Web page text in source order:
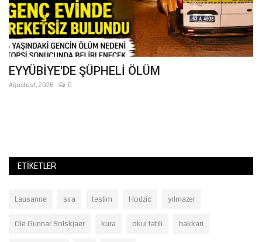
EYYÜBİYE'DE ŞÜPHELİ ÖLÜM
Ağustos 1, 2026 0
ETIKETLER
Lausanne sıra teslim Hodzic yılmazer
Ole Gunnar Solskjaer kura okul tatili hakkari